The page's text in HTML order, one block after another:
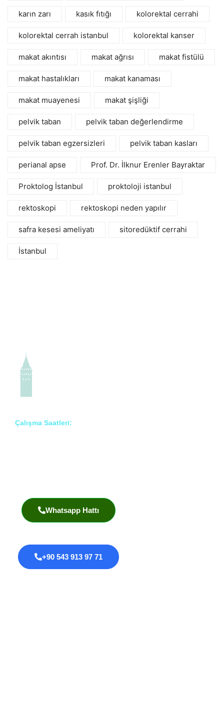
karın zarı kasık fıtığı kolorektal cerrahi
kolorektal cerrah istanbul kolorektal kanser
makat akıntısı makat ağrısı makat fistülü
makat hastalıkları makat kanaması
makat muayenesi makat şişliği
pelvik taban pelvik taban değerlendirme
pelvik taban egzersizleri pelvik taban kasları
perianal apse Prof. Dr. İlknur Erenler Bayraktar
Proktolog İstanbul proktoloji istanbul
rektoskopi rektoskopi neden yapılır
safra kesesi ameliyatı sitoredüktif cerrahi
İstanbul
Çalışma Saatleri:
Whatsapp Hattı
+90 543 913 97 71